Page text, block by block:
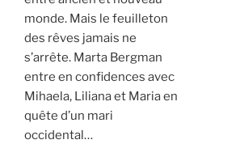
monde. Mais le feuilleton
des rêves jamais ne
s’arrête. Marta Bergman
entre en confidences avec
Mihaela, Liliana et Maria en
quête d’un mari
occidental…